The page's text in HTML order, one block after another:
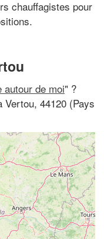
chauffagistes pour
autour de moi" ?
44120 (Pays